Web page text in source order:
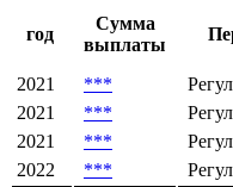
год
Сумма
выплаты
2021
***
2021
***
2021
***
2022
***